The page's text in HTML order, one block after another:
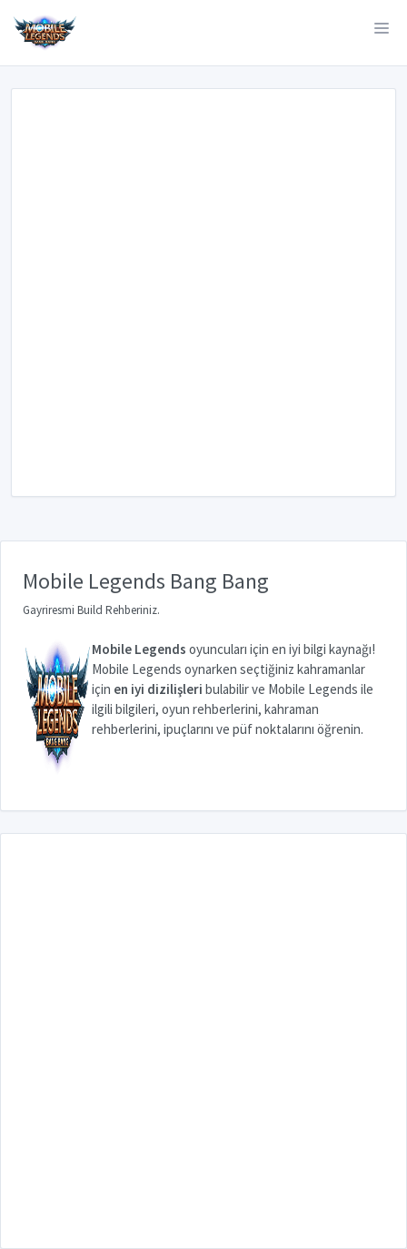
Mobile Legends Bang Bang
Gayriresmi Build Rehberiniz.
Mobile Legends oyuncuları için en iyi bilgi kaynağı!
Mobile Legends oynarken seçtiğiniz kahramanlar
için en iyi dizilişleri bulabilir ve Mobile Legends ile
ilgili bilgileri, oyun rehberlerini, kahraman
rehberlerini, ipuçlarını ve püf noktalarını öğrenin.